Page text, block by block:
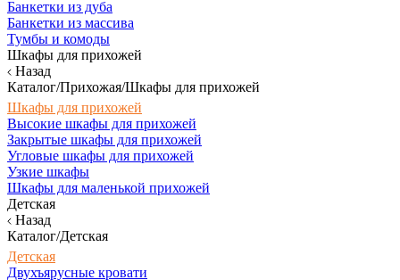
Банкетки из дуба
Банкетки из массива
Тумбы и комоды
Шкафы для прихожей
Назад
Каталог/Прихожая/Шкафы для прихожей
Шкафы для прихожей
Высокие шкафы для прихожей
Закрытые шкафы для прихожей
Угловые шкафы для прихожей
Узкие шкафы
Шкафы для маленькой прихожей
Детская
Назад
Каталог/Детская
Детская
Двухъярусные кровати